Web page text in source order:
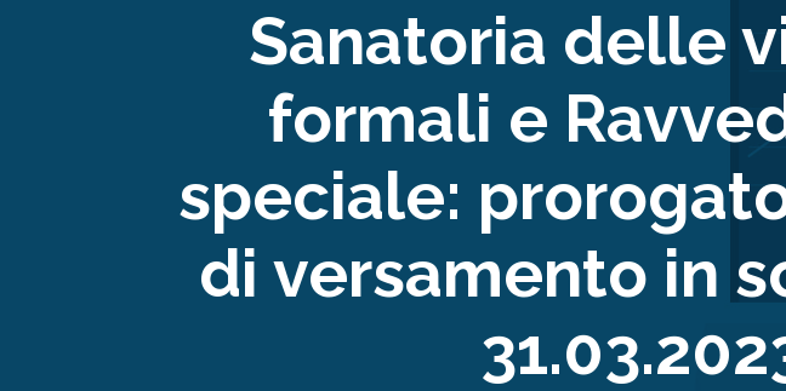
Sanatoria delle
formali e
speciale:
di versamento in